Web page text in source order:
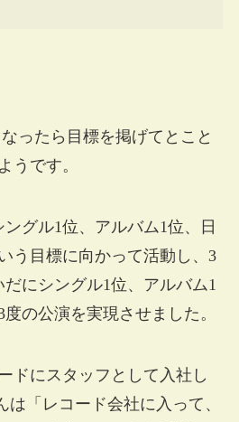
ったら目標を掲げてとこと
うです。
グル1位、アルバム1位、日
う目標に向かって活動し、3
にシングル1位、アルバム1
の公演を実現させました。
ドにスタッフとして入社し
は「レコード会社に入って、